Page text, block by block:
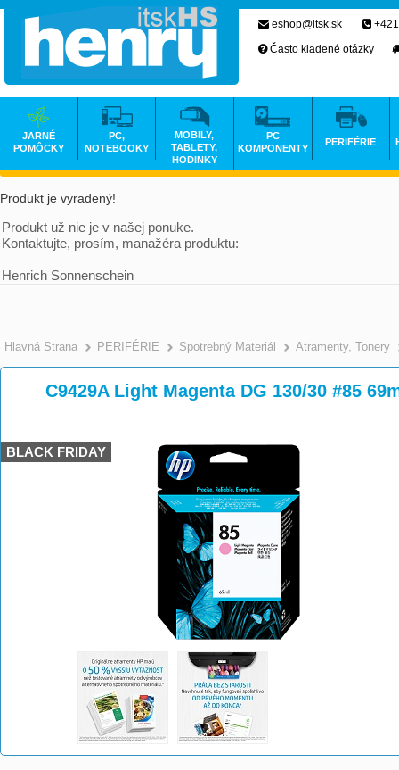
Produkt je vyradený!
Produkt už nie je v našej ponuke.
Kontaktujte, prosím, manažéra produktu:
Henrich Sonnenschein
Hlavná Strana >
PERIFÉRIE >
Spotrebný Materiál >
Atramenty, Tonery
C9429A Light Magenta DG 130/30 #85
BLACK FRIDAY
eshop@itsk.sk
Často kladené otázky
JARNÉ
POMÔCKY
PC,
NOTEBOOKY
MOBILY,
TABLETY,
HODINKY
PC
KOMPONENTY
PERIFÉRIE